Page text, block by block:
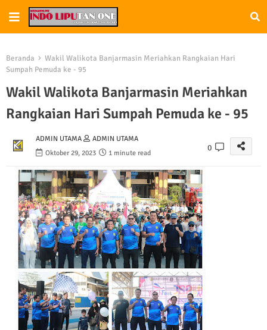
Beranda
Wakil Walikota Banjarmasin Meriahkan Rangkaian Hari
Sumpah Pemuda ke - 95
Wakil Walikota Banjarmasin Meriahkan
Rangkaian Hari Sumpah Pemuda ke - 95
ADMIN UTAMA
ADMIN UTAMA
Oktober 29, 2023
1 minute read
0